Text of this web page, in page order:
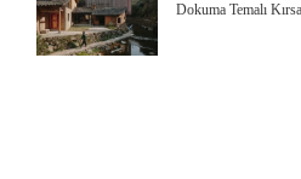
Dokuma Temalı